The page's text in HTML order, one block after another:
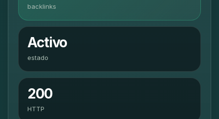
backlinks
Activo
estado
200
HTTP